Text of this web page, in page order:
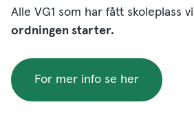
Alle VG1 som har fått skoleplass vil
ordningen starter.
For mer info se her